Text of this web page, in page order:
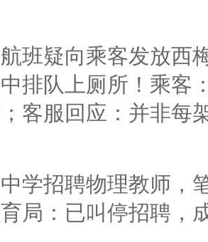
班疑向乘客发放西
排队上厕所！乘客
客服回应：并非每
学招聘物理教师，
局：已叫停招聘，